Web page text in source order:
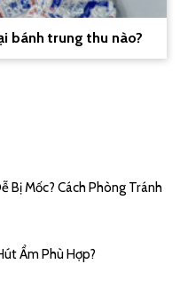
bánh trung thu nào?
Bị Mốc? Cách Phòng Tránh
Ẩm Phù Hợp?